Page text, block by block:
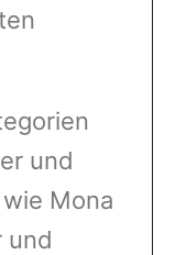
und
Mona
und